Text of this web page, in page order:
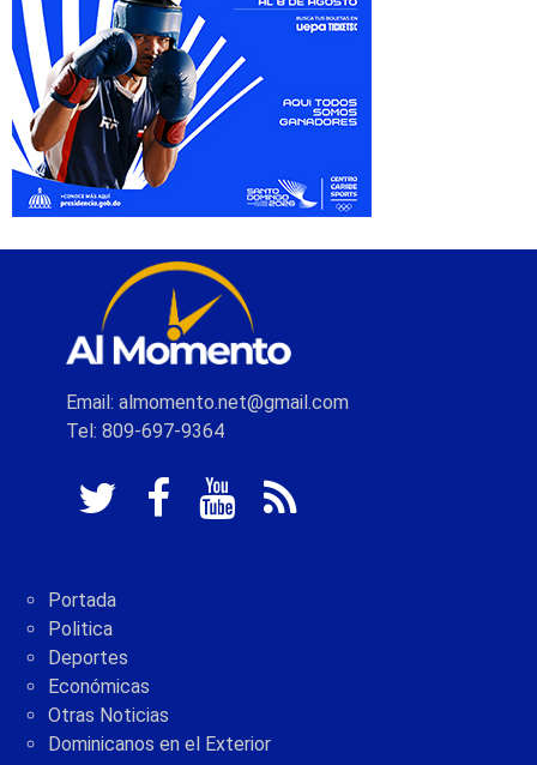
Email: almomento.net@gmail.com
Tel: 809-697-9364
Portada
Politica
Deportes
Económicas
Otras Noticias
Dominicanos en el Exterior